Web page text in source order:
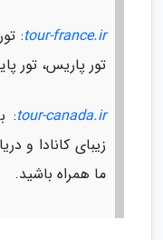
tour-france.ir
:
تور پاریس، تور
tour-canada.ir
:
ما همراه باشید.